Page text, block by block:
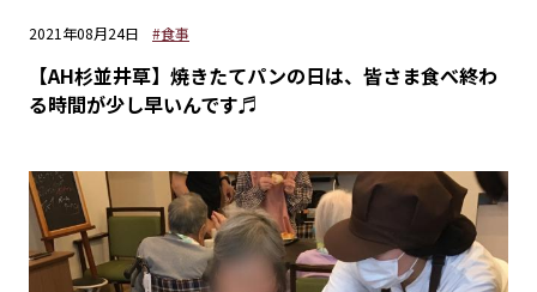
2021年08月24日 #食事
【AH杉並井草】焼きたてパンの日は、皆さま食べ終わ
る時間が少し早いんです♬